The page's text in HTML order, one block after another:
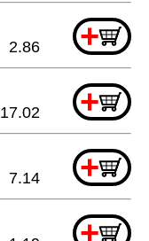
+
2.86
+
17.02
+
7.14
+